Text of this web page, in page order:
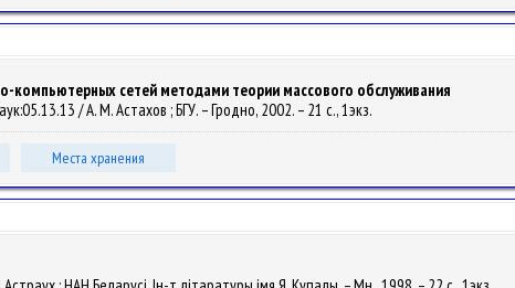
сетей методами теории массового обслуживания
/ А. М. Астахов ; БГУ. – Гродно, 2002. – 21 с., 1экз.
Места хранения